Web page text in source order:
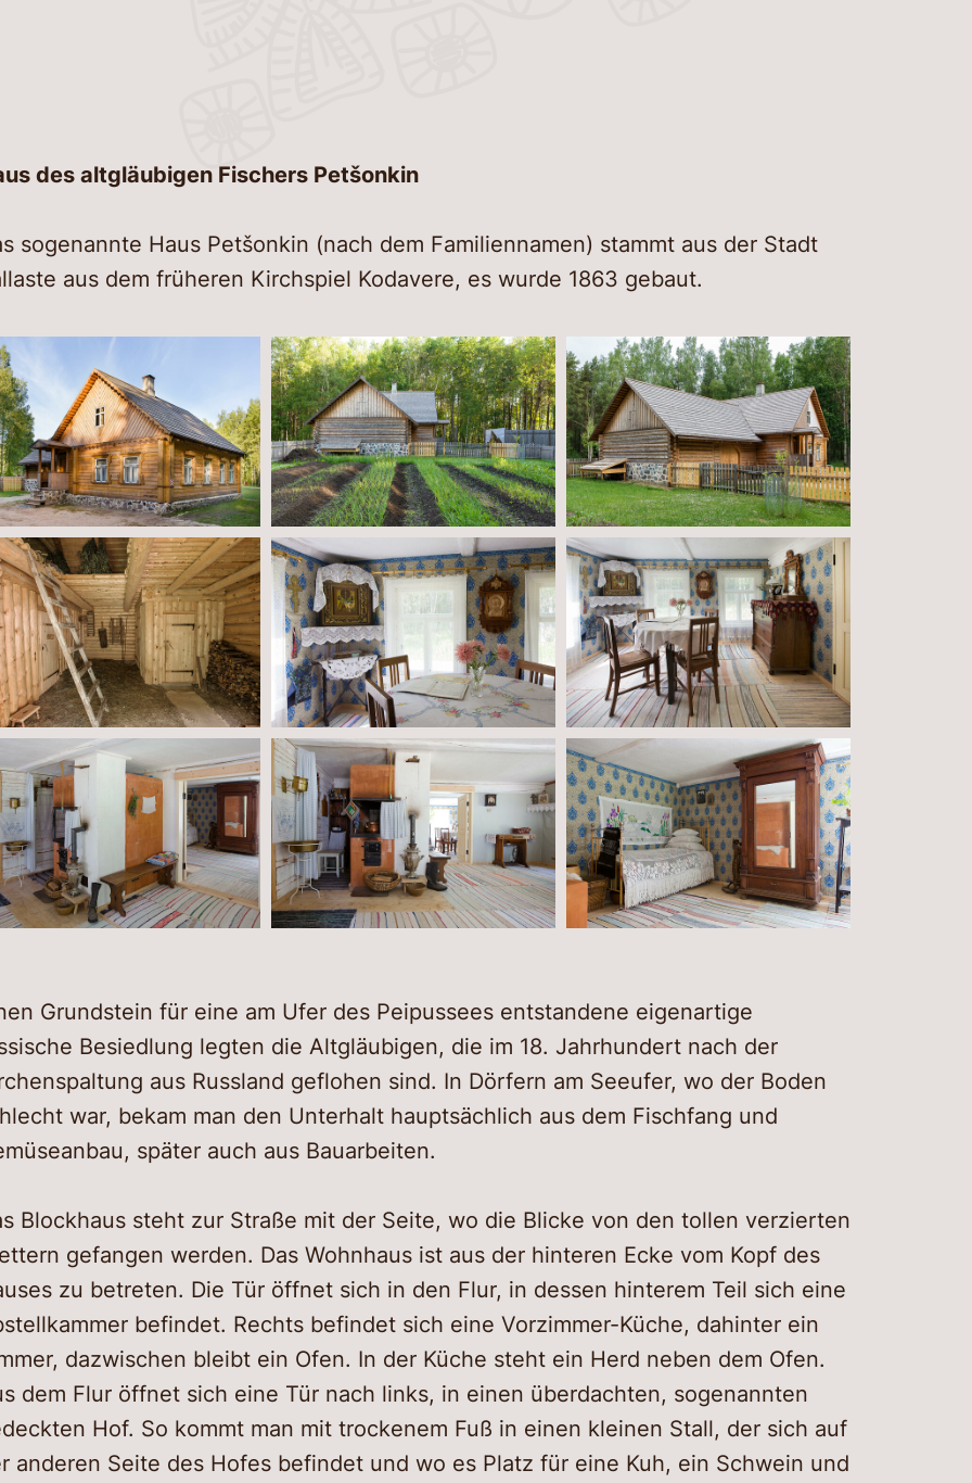
des altgläubigen Fischers Petšonkin
sogenannte Haus Petšonkin (nach dem Familiennamen) stammt aus der Stadt
aus dem früheren Kirchspiel Kodavere, es wurde 1863 gebaut.
Grundstein für eine am Ufer des Peipussees entstandene eigenartige
Besiedlung legten die Altgläubigen, die im 18. Jahrhundert nach der
aus Russland geflohen sind. In Dörfern am Seeufer, wo der Boden
war, bekam man den Unterhalt hauptsächlich aus dem Fischfang und
später auch aus Bauarbeiten.
Blockhaus steht zur Straße mit der Seite, wo die Blicke von den tollen verzierten
gefangen werden. Das Wohnhaus ist aus der hinteren Ecke vom Kopf des
zu betreten. Die Tür öffnet sich in den Flur, in dessen hinterem Teil sich eine
befindet. Rechts befindet sich eine Vorzimmer-Küche, dahinter ein
dazwischen bleibt ein Ofen. In der Küche steht ein Herd neben dem Ofen.
dem Flur öffnet sich eine Tür nach links, in einen überdachten, sogenannten
Hof. So kommt man mit trockenem Fuß in einen kleinen Stall, der sich auf
anderen Seite des Hofes befindet und wo es Platz für eine Kuh, ein Schwein und